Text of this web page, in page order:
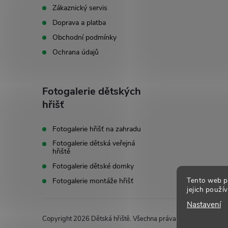
Tento web
jejich
Nastavení
Zákaznický servis
Doprava a platba
Obchodní podmínky
Ochrana údajů
Fotogalerie dětských
hřišť
Fotogalerie hřišť na zahradu
Fotogalerie dětská veřejná
hřiště
Fotogalerie dětské domky
Fotogalerie montáže hřišť
Copyright 2026 Dětská hřiště. Všechna práva vyhrazena.